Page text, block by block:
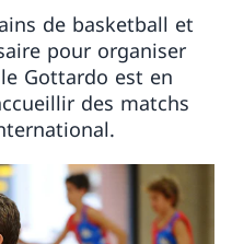
de basketball et
pour organiser
Gottardo est en
des matchs